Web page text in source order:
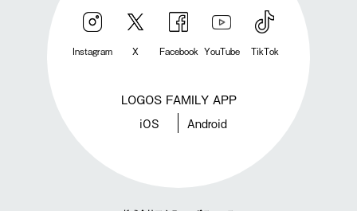
Instagram X Facebook YouTube TikTok
LOGOS FAMILY APP
iOS Android